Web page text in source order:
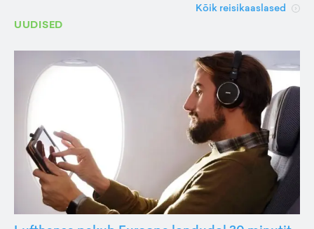
Kõik reisikaaslased
UUDISED